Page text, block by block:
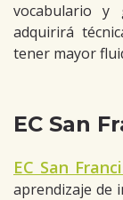
vocabulario y
adquirirá
tener mayor
EC San
EC San
aprendizaje de